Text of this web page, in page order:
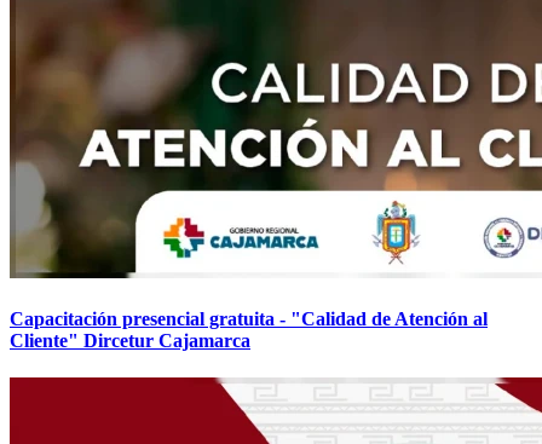
Capacitación presencial gratuita - "Calidad de Atención al
Cliente" Dircetur Cajamarca